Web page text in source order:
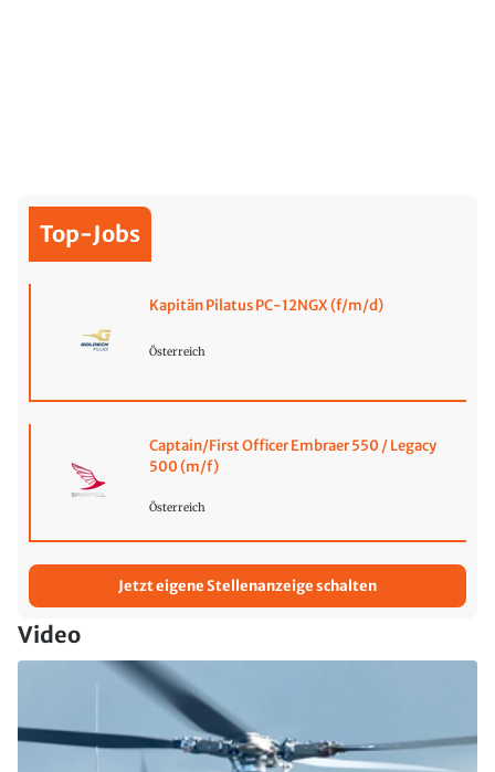
Top-Jobs
Kapitän Pilatus PC-12NGX (f/m/d)
Österreich
Captain/First Officer Embraer 550 / Legacy
500 (m/f)
Österreich
Jetzt eigene Stellenanzeige schalten
Video